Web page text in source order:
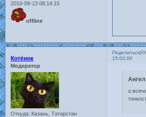
2010-09-13 08:14:15
offline
Поделиться
15:02:00
Котёнок
Модератор
Откуда: Казань, Татарстан
о